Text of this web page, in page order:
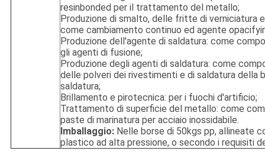
resinbonded per il trattamento del metallo;
Produzione di smalto, delle fritte di verniciatura
come cambiamento continuo ed agente
Produzione dell'agente di saldatura: come
gli agenti di fusione;
Produzione degli agenti di saldatura: come
delle polveri dei rivestimenti e di saldatura della
saldatura;
Brillamento e pirotecnica: per i fuochi d'artificio;
Trattamento di superficie del metallo: come
paste di marinatura per acciaio inossidabile.
Imballaggio:Nelle borse di 50kgs pp, allineate
plastico ad alta pressione, o secondo i requisiti